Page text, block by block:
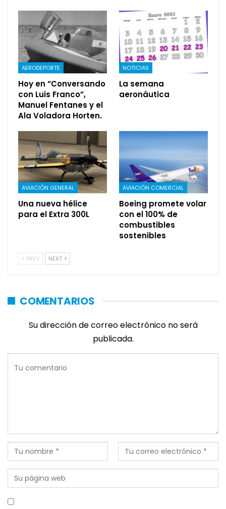
AERODEPORTE
Hoy en “Conversando
con Luis Franco”,
Manuel Fentanes y el
Ala Voladora Horten.
NOTICIAS
La semana
aeronáutica
AVIACIÓN GENERAL
Una nueva hélice
para el Extra 300L
AVIACIÓN COMERCIAL
Boeing promete volar
con el 100% de
combustibles
sostenibles
PREV NEXT
COMENTARIOS
Su dirección de correo electrónico no será
publicada.